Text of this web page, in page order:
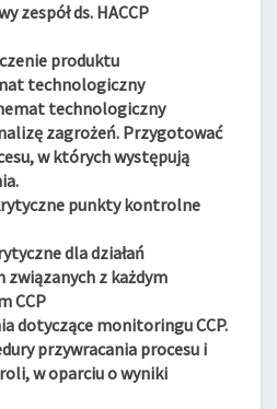
zespół ds. HACCP
produktu
technologiczny
technologiczny
zagrożeń. Przygotować
w których występują
punkty kontrolne
dla działań
związanych z każdym
CCP
dotyczące monitoringu CCP.
przywracania procesu i
w oparciu o wyniki